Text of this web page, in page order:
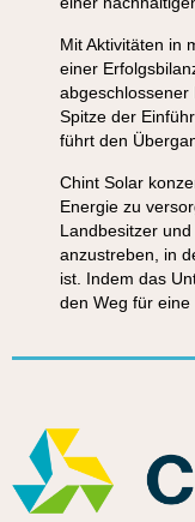
Mit Aktivitäten in
einer
abgeschlossener
Spitze der
führt den
Chint Solar
Energie zu
Landbesitzer
anzustreben, in
ist. Indem das
den Weg für eine